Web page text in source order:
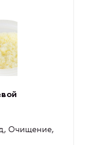
Очищение,